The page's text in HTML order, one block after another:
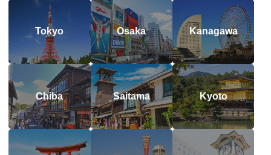
Tokyo Osaka Kanagawa
Chiba Saitama Kyoto